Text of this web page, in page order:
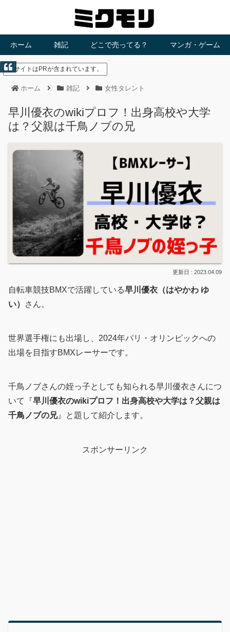
ホーム 雑記 どこで売ってる？ マンガ・ゲーム
当サイトはPRが含まれています。
ホーム 雑記 女性タレント
早川優衣のwikiプロフ！出身高校や大学
は？父親は千鳥ノブの兄
2023.04.09
自転車競技BMXで活躍している早川優衣（はやかわ ゆ
い）
さん。
世界選手権にも出場し、2024年パリ・オリンピックへの
出場を目指すBMXレーサーです。
千鳥ノブさんの姪っ子としても知られる早川優衣さんにつ
いて『早川優衣のwikiプロフ！出身高校や大学は？父親は
千鳥ノブの兄』と題して紹介します。
スポンサーリンク